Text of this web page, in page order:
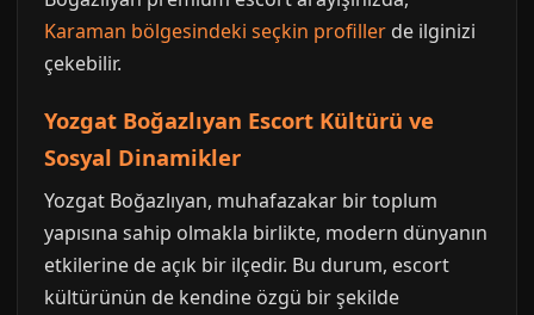
Karaman bölgesindeki seçkin profiller de ilginizi
çekebilir.
Yozgat Boğazlıyan Escort Kültürü ve
Sosyal Dinamikler
Yozgat Boğazlıyan, muhafazakar bir toplum
yapısına sahip olmakla birlikte, modern dünyanın
etkilerine de açık bir ilçedir. Bu durum, escort
kültürünün de kendine özgü bir şekilde